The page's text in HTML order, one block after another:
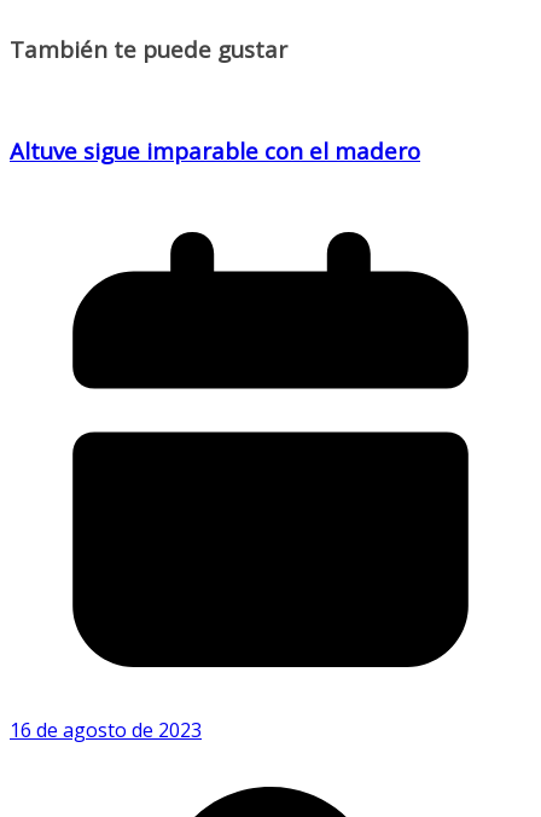
También te puede gustar
Altuve sigue imparable con el madero
16 de agosto de 2023